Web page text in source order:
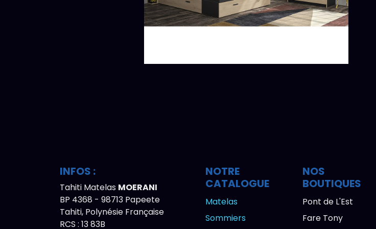
INFOS :
Tahiti Matelas MOERANI
BP 4368 - 98713 Papeete
Tahiti, Polynésie Française
RCS : 13 83B
NOTRE
CATALOGUE
Matelas
Sommiers
NOS
BOUTIQUES
Pont de L'Est
Fare Tony